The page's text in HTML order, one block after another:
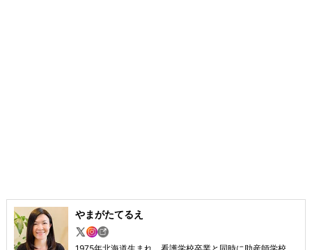
やまがたてるえ